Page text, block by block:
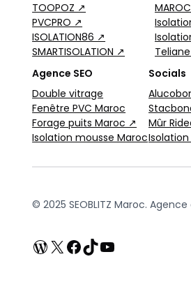
TOOPOZ ↗
PVCPRO ↗
ISOLATION86 ↗
SMARTISOLATION ↗
Agence SEO
Double vitrage
Fenêtre PVC Maroc
Forage puits Maroc ↗
Isolation mousse Maroc
Socials
Mûr
© 2025 SEOBLITZ Maroc.
WordPress
X Facebook
TikTokYouTube